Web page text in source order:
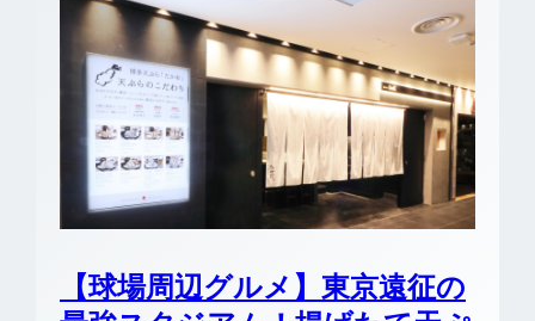
【球場周辺グルメ】東京遠征の